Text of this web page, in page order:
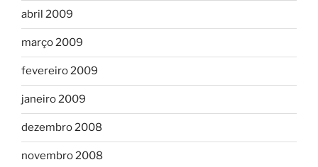
abril 2009
março 2009
fevereiro 2009
janeiro 2009
dezembro 2008
novembro 2008